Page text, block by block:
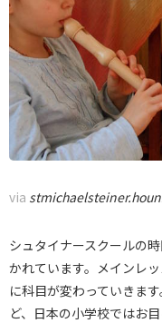
via
シュタイナースクールの
かれています。メインレ
に科目が変わっていきま
ど、日本の小学校ではお